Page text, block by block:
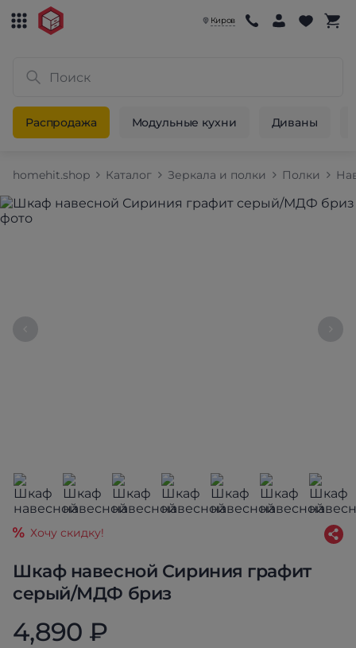
Киров
Распродажа Модульные кухни Диваны
homehit.shop Каталог Зеркала и полки Полки
Шкаф навесной Сириния графит
серый/МДФ бриз
Хочу скидку!
4,890 ₽